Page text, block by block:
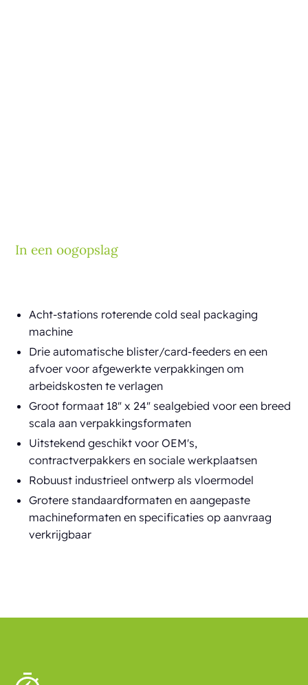
In een oogopslag
Acht-stations roterende cold seal packaging
machine
Drie automatische blister/card-feeders en een
afvoer voor afgewerkte verpakkingen om
arbeidskosten te verlagen
Groot formaat 18" x 24" sealgebied voor een breed
scala aan verpakkingsformaten
Uitstekend geschikt voor OEM's,
contractverpakkers en sociale werkplaatsen
Robuust industrieel ontwerp als vloermodel
Grotere standaardformaten en aangepaste
machineformaten en specificaties op aanvraag
verkrijgbaar